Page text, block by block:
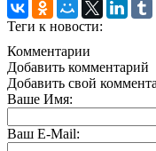
Теги к новости:
Комментарии
Добавить комментарий
Добавить свой
Ваше Имя:
Ваш E-Mail: